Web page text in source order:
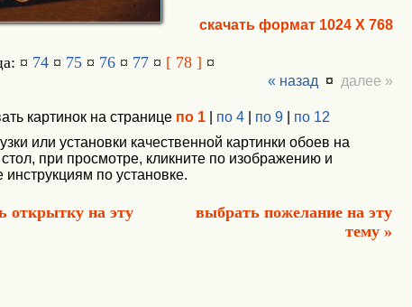
скачать формат 1024 X 768
¤ 74 ¤ 75 ¤ 76 ¤ 77 ¤ [ 78 ] ¤
« назад ¤ далее »
картинок на странице по 1 по 4 по 9
по 12
или установки качественной картинки обоев на
при просмотре, кликните по изображению и
инструкциям по установке.
открытку на эту
выбрать пожелание на эту
тему »